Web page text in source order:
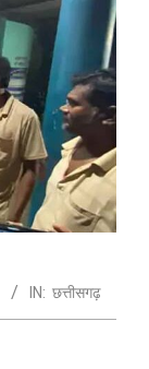
IN: छत्तीसगढ़